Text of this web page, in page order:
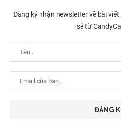
Đăng ký nhận newsletter về bài
sẻ từ